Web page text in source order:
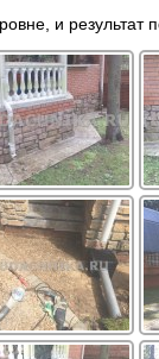
и результат